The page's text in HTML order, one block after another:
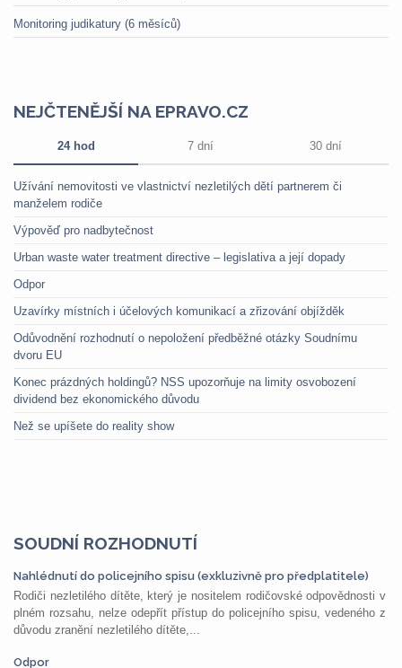
Monitoring judikatury (6 měsíců)
NEJČTENĚJŠÍ NA EPRAVO.CZ
24 hod 7 dní 30 dní
Užívání nemovitosti ve vlastnictví nezletilých dětí partnerem či
manželem rodiče
Výpověď pro nadbytečnost
Urban waste water treatment directive – legislativa a její dopady
Odpor
Uzavírky místních i účelových komunikací a zřizování objížděk
Odůvodnění rozhodnutí o nepoložení předběžné otázky Soudnímu
dvoru EU
Konec prázdných holdingů? NSS upozorňuje na limity osvobození
dividend bez ekonomického důvodu
Než se upíšete do reality show
SOUDNÍ ROZHODNUTÍ
Nahlédnutí do policejního spisu (exkluzivně pro předplatitele)
Rodiči nezletilého dítěte, který je nositelem rodičovské odpovědnosti v
plném rozsahu, nelze odepřít přístup do policejního spisu, vedeného z
důvodu zranění nezletilého dítěte,...
Odpor